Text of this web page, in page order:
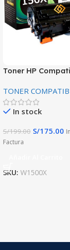
Toner HP
2000 Paginas
TONER
In stock
S/199.00 S/175.00
Factura
SKU: W1500X